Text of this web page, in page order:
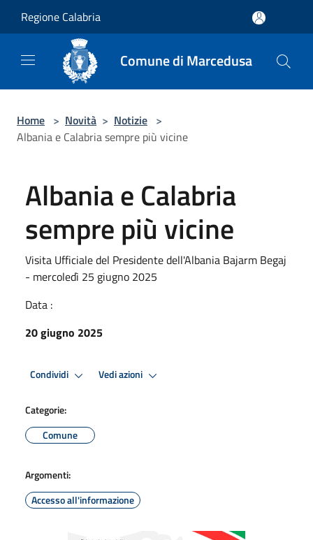
Regione Calabria
Comune di Marcedusa
Home > Novità > Notizie >
Albania e Calabria sempre più vicine
Albania e Calabria
sempre più vicine
Visita Ufficiale del Presidente dell'Albania Bajarm Begaj
- mercoledì 25 giugno 2025
Data :
20 giugno 2025
Condividi Vedi azioni
Categorie:
Comune
Argomenti:
Accesso all'informazione